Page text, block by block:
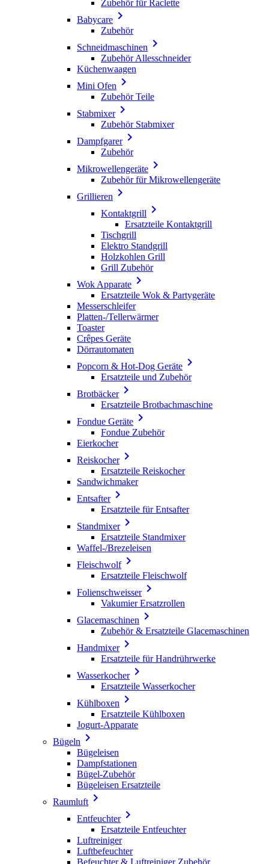
Zubehör für Raclette
Babycare 
Zubehör
Schneidmaschinen 
Zubehör Allesschneider
Küchenwaagen
Mini Ofen 
Zubehör Teile
Stabmixer
Zubehör Stabmixer
Dampfgarer
Zubehör
Mikrowellengeräte 
Zubehör für Mikrowellengeräte
Grillieren 
Kontaktgrill 
Ersatzteile Kontaktgrill
Tischgrill
Elektro Standgrill
Holzkohlen Grill
Grill Zubehör
Wok Apparate 
Ersatzteile Wok & Partygeräte
Messerschleifer
Platten-/Tellerwärmer
Toaster
Crêpes Geräte
Dörrautomaten
Popcorn & Hot-Dog Geräte 
Ersatzteile und Zubehör
Brotbäcker
Ersatzteile Brotbachmaschine
Fondue Geräte 
Fondue Zubehör
Eierkocher
Reiskocher
Ersatzteile Reiskocher
Sandwichmaker
Entsafter
Ersatzteile für Entsafter
Standmixer
Ersatzteile Standmixer
Waffel-/Brezeleisen
Fleischwolf
Ersatzteile Fleischwolf
Folienschweisser
Vakumier Ersatzrollen
Glacemaschinen 
Zubehör & Ersatzteile Glacemaschinen
Handmixer
Ersatzteile für Handrührwerke
Wasserkocher
Ersatzteile Wasserkocher
Kühlboxen 
Ersatzteile Kühlboxen
Jogurt-Apparate
Bügeln 
Bügeleisen
Dampfstationen
Bügel-Zubehör
Bügeleisen Ersatzteile
Raumluft 
Entfeuchter
Ersatzteile Entfeuchter
Luftreiniger
Luftbefeuchter
Befeuchter & Luftreiniger Zubehör